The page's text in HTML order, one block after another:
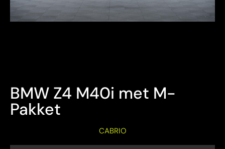
BMW Z4 M40i met M-
Pakket
CABRIO